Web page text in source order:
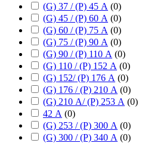
(G) 37 / (P) 45 А (0)
(G) 45 / (P) 60 А (0)
(G) 60 / (P) 75 А (0)
(G) 75 / (P) 90 А (0)
(G) 90 / (P) 110 А (0)
(G) 110 / (P) 152 А (0)
(G) 152/ (P) 176 А (0)
(G) 176 / (P) 210 А (0)
(G) 210 А/ (P) 253 А (0)
42 А (0)
(G) 253 / (P) 300 А (0)
(G) 300 / (P) 340 А (0)